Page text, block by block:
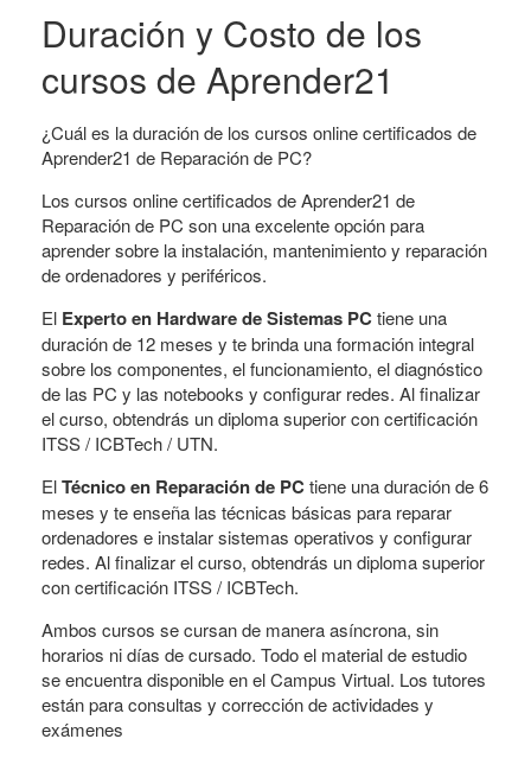
Duración y Costo de los
cursos de Aprender21
¿Cuál es la duración de los cursos online certificados de
Aprender21 de Reparación de PC?
Los cursos online certificados de Aprender21 de
Reparación de PC son una excelente opción para
aprender sobre la instalación, mantenimiento y reparación
de ordenadores y periféricos.
El Experto en Hardware de Sistemas PCtiene una
duración de 12 meses y te brinda una formación integral
sobre los componentes, el funcionamiento, el diagnóstico
de las PC y las notebooks y configurar redes. Al finalizar
el curso, obtendrás un diploma superior con certificación
ITSS / ICBTech / UTN.
ElTécnico en Reparación de PCtiene una duración de 6
meses y te enseña las técnicas básicas para reparar
ordenadores e instalar sistemas operativos y configurar
redes. Al finalizar el curso, obtendrás un diploma superior
con certificación ITSS / ICBTech.
Ambos cursos se cursan de manera asíncrona, sin
horarios ni días de cursado. Todo el material de estudio
se encuentra disponible en el Campus Virtual. Los tutores
están para consultas y corrección de actividades y
exámenes